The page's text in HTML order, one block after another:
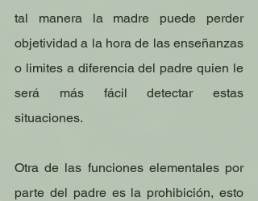
tal manera la madre puede perder
objetividad a la hora de las enseñanzas
o limites a diferencia del padre quien le
será más fácil detectar estas
situaciones.
Otra de las funciones elementales por
parte del padre es la prohibición, esto